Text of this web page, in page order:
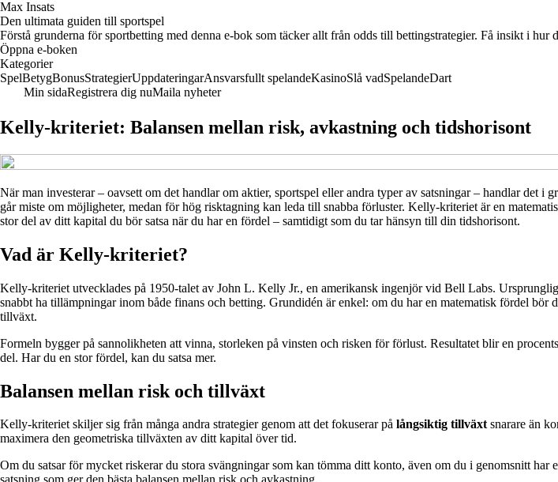
Max Insats
Den ultimata guiden till sportspel
Förstå grunderna för sportbetting med denna e-bok som täcker allt från odds till bettingstrategier. Få insikt i
Öppna e-boken
Kategorier
SpelBetygBonusStrategierUppdateringarAnsvarsfullt spelandeKasinoSlå vadSpelandeDart
Min sidaRegistrera dig nuMaila nyheter
Kelly-kriteriet: Balansen mellan risk, avkastning och tidshorisont
När man investerar – oavsett om det handlar om aktier, sportspel eller andra typer av satsningar – handlar det
går miste om möjligheter, medan för hög risktagning kan leda till snabba förluster. Kelly-kriteriet är en
stor del av ditt kapital du bör satsa när du har en fördel – samtidigt som du tar hänsyn till din tidshorisont.
Vad är Kelly-kriteriet?
Kelly-kriteriet utvecklades på 1950-talet av John L. Kelly Jr., en amerikansk ingenjör vid Bell Labs.
snabbt ha tillämpningar inom både finans och betting. Grundidén är enkel: om du har en matematisk fördel
tillväxt.
Formeln bygger på sannolikheten att vinna, storleken på vinsten och risken för förlust. Resultatet blir en
del. Har du en stor fördel, kan du satsa mer.
Balansen mellan risk och tillväxt
Kelly-kriteriet skiljer sig från många andra strategier genom att det fokuserar på långsiktig tillväxtsnarare än
maximera den geometriska tillväxten av ditt kapital över tid.
Om du satsar för mycket riskerar du stora svängningar som kan tömma ditt konto, även om du i genomsnitt